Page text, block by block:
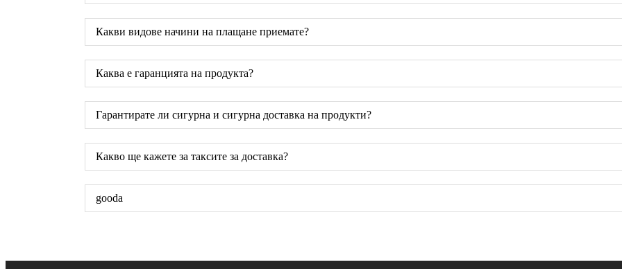
Какви видове начини на плащане приемате?
Каква е гаранцията на продукта?
Гарантирате ли сигурна и сигурна доставка на продукти?
Какво ще кажете за таксите за доставка?
gooda